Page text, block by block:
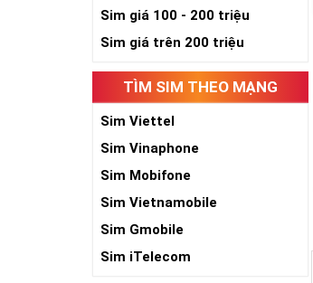
Sim giá 100 - 200 triệu
Sim giá trên 200 triệu
TÌM SIM THEO MẠNG
Sim Viettel
Sim Vinaphone
Sim Mobifone
Sim Vietnamobile
Sim Gmobile
Sim iTelecom